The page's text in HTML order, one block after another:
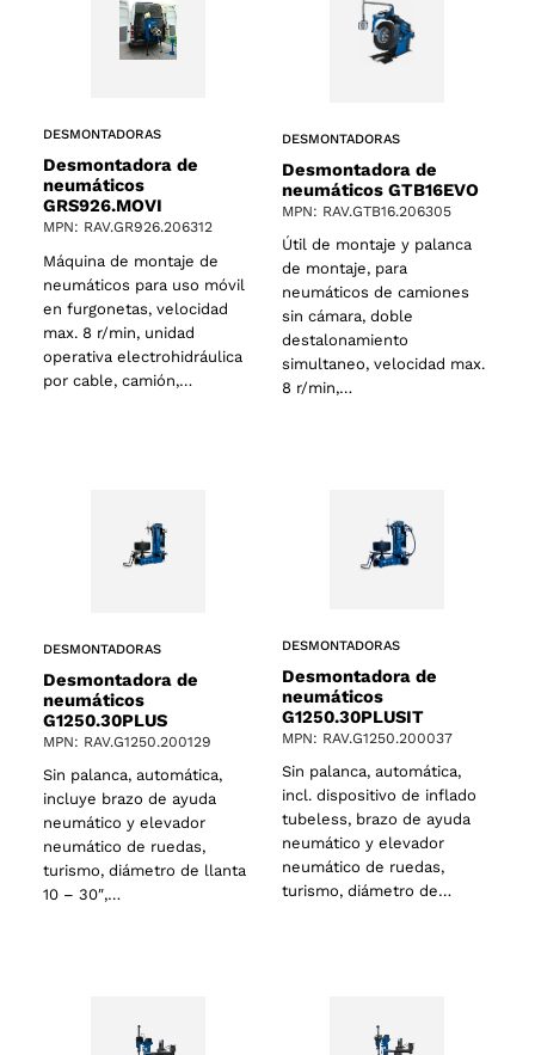
DESMONTADORAS
Desmontadora de
neumáticos
GRS926.MOVI
MPN: RAV.GR926.206312
Máquina de montaje de
neumáticos para uso móvil
en furgonetas, velocidad
max. 8 r/min, unidad
operativa electrohidráulica
por cable, camión,…
DESMONTADORAS
Desmontadora de
neumáticos GTB16EVO
MPN: RAV.GTB16.206305
Útil de montaje y palanca
de montaje, para
neumáticos de camiones
sin cámara, doble
destalonamiento
simultaneo, velocidad max.
8 r/min,…
DESMONTADORAS
Desmontadora de
neumáticos
G1250.30PLUS
MPN: RAV.G1250.200129
Sin palanca, automática,
incluye brazo de ayuda
neumático y elevador
neumático de ruedas,
turismo, diámetro de llanta
10 – 30″,…
DESMONTADORAS
Desmontadora de
neumáticos
G1250.30PLUSIT
MPN: RAV.G1250.200037
Sin palanca, automática,
incl. dispositivo de inflado
tubeless, brazo de ayuda
neumático y elevador
neumático de ruedas,
turismo, diámetro de…